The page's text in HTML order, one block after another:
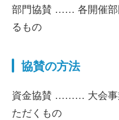
部門協賛 …… 各開催部
るもの
協賛の方法
資金協賛 ……… 大会事
ただくもの